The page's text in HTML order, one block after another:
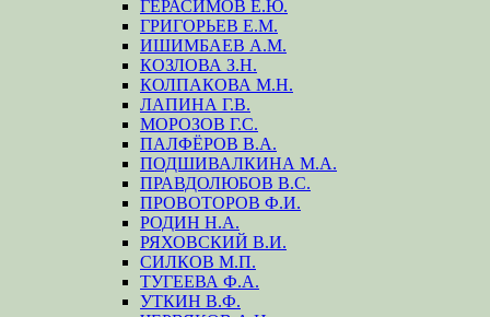
ГЕРАСИМОВ Е.Ю.
ГРИГОРЬЕВ Е.М.
ИШИМБАЕВ А.М.
КОЗЛОВА З.Н.
КОЛПАКОВА М.Н.
ЛАПИНА Г.В.
МОРОЗОВ Г.С.
ПАЛФЁРОВ В.А.
ПОДШИВАЛКИНА М.А.
ПРАВДОЛЮБОВ В.С.
ПРОВОТОРОВ Ф.И.
РОДИН Н.А.
РЯХОВСКИЙ В.И.
СИЛКОВ М.П.
ТУГЕЕВА Ф.А.
УТКИН В.Ф.